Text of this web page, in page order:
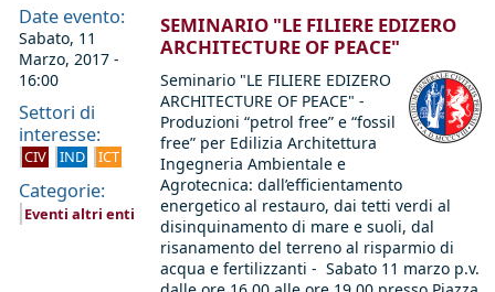
Date evento:
Sabato, 11
Marzo, 2017 -
16:00
Settori di
interesse:
CIV IND ICT
Categorie:
Eventi altri enti
SEMINARIO "LE FILIERE EDIZERO
ARCHITECTURE OF PEACE"
Seminario "LE FILIERE EDIZERO
ARCHITECTURE OF PEACE" -
Produzioni “petrol free” e “fossil
free” per Edilizia Architettura
Ingegneria Ambientale e
Agrotecnica: dall’efficientamento
energetico al restauro, dai tetti verdi al
disinquinamento di mare e suoli, dal
risanamento del terreno al risparmio di
acqua e fertilizzanti - Sabato 11 marzo p.v.